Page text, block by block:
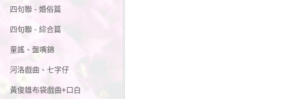
四句聯 - 婚俗篇
四句聯 - 綜合篇
童謠、盤嘴錦
河洛戲曲、七字仔
黃俊雄布袋戲曲+口白